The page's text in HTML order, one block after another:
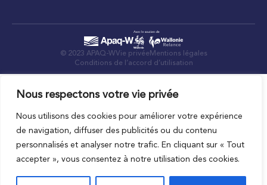
Nous respectons votre vie privée
Nous utilisons des cookies pour améliorer votre expérience
de navigation, diffuser des publicités ou du contenu
personnalisés et analyser notre trafic. En cliquant sur « Tout
accepter », vous consentez à notre utilisation des cookies.
© 2023 APAQ-WVie privée Mentions légales
Conditions de l’accord d’utilisation